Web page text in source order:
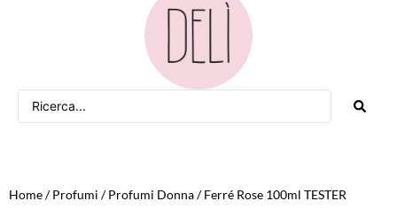
Home/Profumi /Profumi Donna/ Ferré Rose 100ml TESTER